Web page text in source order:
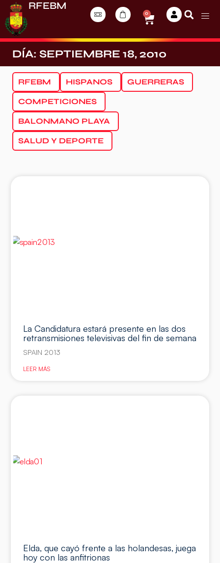
RFEBM
0
DÍA: SEPTIEMBRE 18, 2010
RFEBM HISPANOS GUERRERAS
COMPETICIONES
BALONMANO PLAYA
SALUD Y DEPORTE
La Candidatura estará presente en las dos
retransmisiones televisivas del fin de semana
SPAIN 2013
LEER MÁS
Elda, que cayó frente a las holandesas, juega
hoy con las anfitrionas